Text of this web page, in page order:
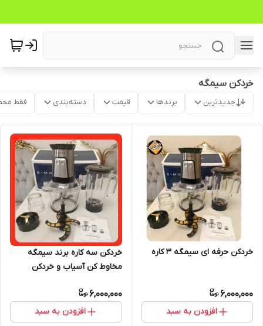
خردکن سیمگه
جدیدترین برندها قیمت دسته‌بندی فقط
خردکن حرفه ای سیمگه ۳ کاره
6,000,000
افزودن به سبد
خردکن سه کاره برند سیمگه
مخاوط کن آسیاب و خردکن
6,000,000
افزودن به سبد